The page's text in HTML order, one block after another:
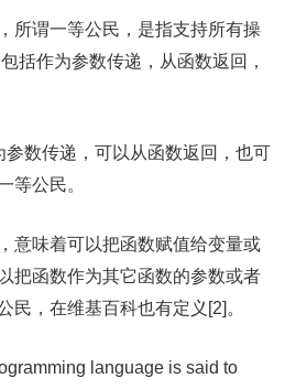
所谓一等公民，是指支持所有操
括作为参数传递，从函数返回，
参数传递，可以从函数返回，也可
等公民。
意味着可以把函数赋值给变量或
把函数作为其它函数的参数或者
民，在维基百科也有定义[2]。
language is said to